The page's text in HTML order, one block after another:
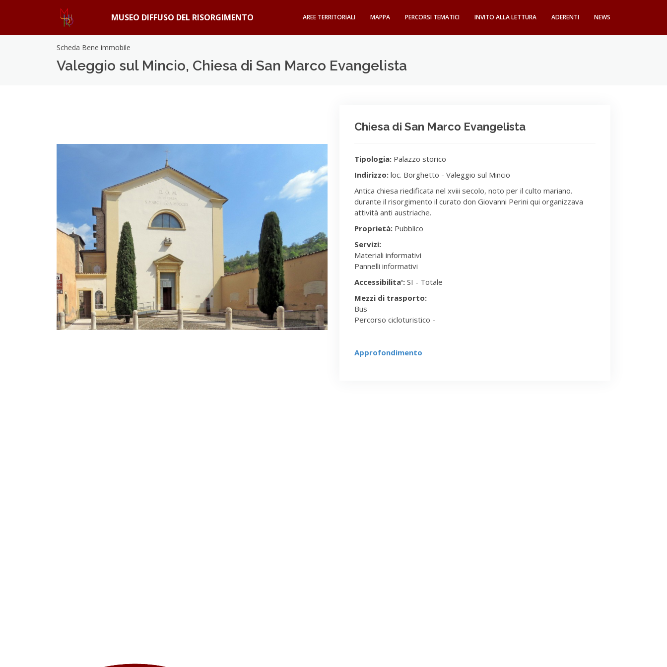
MUSEO DIFFUSO DEL RISORGIMENTO AREE TERRITORIALI MAPPA PERCORSI TEMATICI INVITO ALLA LETTURA ADERENTI NEWS
Scheda Bene immobile
Valeggio sul Mincio, Chiesa di San Marco Evangelista
Chiesa di San Marco Evangelista
Tipologia: Palazzo storico
Indirizzo: loc. Borghetto - Valeggio sul Mincio
Antica chiesa riedificata nel xviii secolo, noto per il culto mariano.
durante il risorgimento il curato don Giovanni Perini qui organizzava
attività anti austriache.
Proprietà: Pubblico
Servizi:
Materiali informativi
Pannelli informativi
Accessibilita': SI - Totale
Mezzi di trasporto:
Bus
Percorso cicloturistico -
Approfondimento